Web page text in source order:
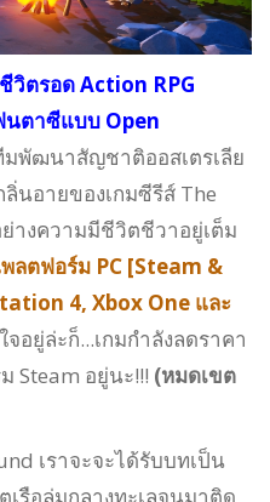
วิตรอด Action RPG
นตาซีแบบ Open
พัฒนาสัญชาติออสเตรเลีย
นอายของเกมซีรีส์ The
างความมีชีวิตชีวาอยู่เต็ม
ลตฟอร์ม PC [Steam &
4, Xbox One และ
อยู่ล่ะก็...เกมกำลังลดราคา
Steam อยู่นะ!!! (หมดเขต
เราจะจะได้รับบทเป็น
เรือล่มกลางทะเลจนมาติด